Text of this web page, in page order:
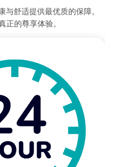
与舒适提供最优质的保障。
正的尊享体验。